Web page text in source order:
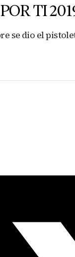
TI
se dio el